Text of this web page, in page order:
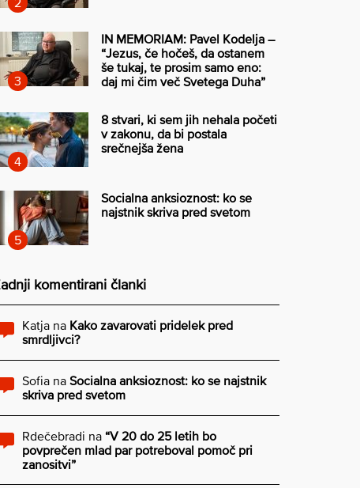
IN MEMORIAM: Pavel Kodelja –
“Jezus, če hočeš, da ostanem
še tukaj, te prosim samo eno:
daj mi čim več Svetega Duha”
8 stvari, ki sem jih nehala početi
v zakonu, da bi postala
srečnejša žena
Socialna anksioznost: ko se
najstnik skriva pred svetom
komentirani članki
Katja na Kako zavarovati pridelek pred
smrdljivci?
Sofia na Socialna anksioznost: ko se najstnik
skriva pred svetom
Rdečebradi na “V 20 do 25 letih bo
povprečen mlad par potreboval pomoč pri
zanositvi”